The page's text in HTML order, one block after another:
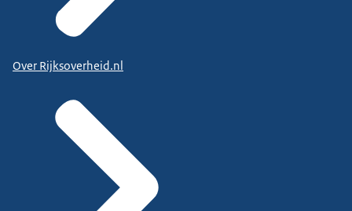
Over Rijksoverheid.nl